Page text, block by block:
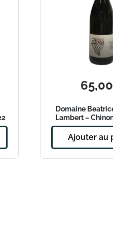
65,00
Domaine
Lambert –
Boissée 2018
Ajouter au